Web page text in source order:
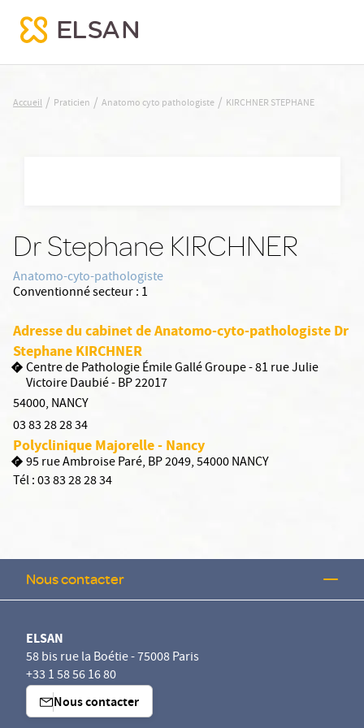
KIRCHNER STEPHANE
Accueil / Praticien / Anatomo cyto pathologiste / KIRCHNER STEPHANE
Dr Stephane KIRCHNER
Anatomo-cyto-pathologiste
Conventionné secteur : 1
Adresse du cabinet de Anatomo-cyto-pathologiste Dr
Stephane KIRCHNER
Centre de Pathologie Émile Gallé Groupe - 81 rue Julie
Victoire Daubié - BP 22017
54000, NANCY
03 83 28 28 34
Polyclinique Majorelle - Nancy
95 rue Ambroise Paré, BP 2049, 54000 NANCY
Tél :03 83 28 28 34
Nous contacter
ELSAN
58 bis rue la Boétie - 75008 Paris
+33 1 58 56 16 80
Nous contacter